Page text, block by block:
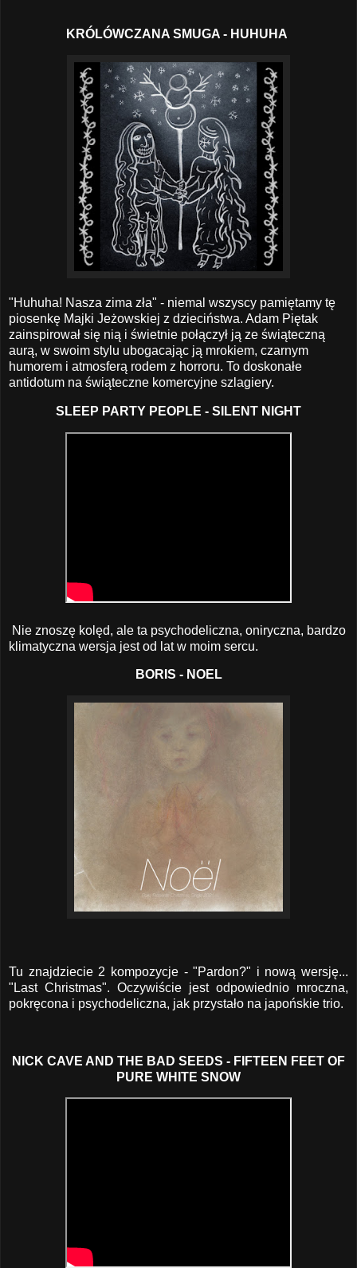
KRÓLÓWCZANA SMUGA - HUHUHA
"Huhuha! Nasza zima zła" - niemal wszyscy pamiętamy tę
piosenkę Majki Jeżowskiej z dzieciństwa. Adam Piętak
zainspirował się nią i świetnie połączył ją ze świąteczną
aurą, w swoim stylu ubogacając ją mrokiem, czarnym
humorem i atmosferą rodem z horroru. To doskonałe
antidotum na świąteczne komercyjne szlagiery.
SLEEP PARTY PEOPLE - SILENT NIGHT
Nie znoszę kolęd, ale ta psychodeliczna, oniryczna, bardzo
klimatyczna wersja jest od lat w moim sercu.
BORIS - NOEL
Tu znajdziecie 2 kompozycje - "Pardon?" i nową wersję...
"Last Christmas". Oczywiście jest odpowiednio mroczna,
pokręcona i psychodeliczna, jak przystało na japońskie trio.
NICK CAVE AND THE BAD SEEDS - FIFTEEN FEET OF
PURE WHITE SNOW